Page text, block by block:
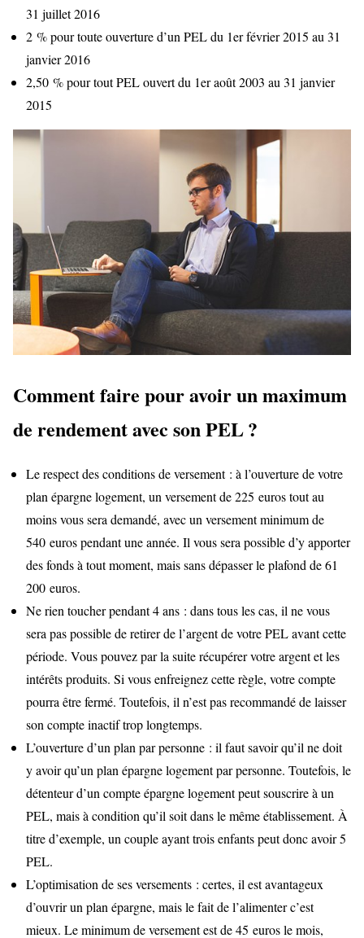
31 juillet 2016
2 % pour toute ouverture d’un PEL du 1er février 2015 au 31
janvier 2016
2,50 % pour tout PEL ouvert du 1er août 2003 au 31 janvier
2015
Comment faire pour avoir un maximum
de rendement avec son PEL ?
Le respect des conditions de versement : à l’ouverture de votre
plan épargne logement, un versement de 225 euros tout au
moins vous sera demandé, avec un versement minimum de
540 euros pendant une année. Il vous sera possible d’y apporter
des fonds à tout moment, mais sans dépasser le plafond de 61
200 euros.
Ne rien toucher pendant 4 ans : dans tous les cas, il ne vous
sera pas possible de retirer de l’argent de votre PEL avant cette
période. Vous pouvez par la suite récupérer votre argent et les
intérêts produits. Si vous enfreignez cette règle, votre compte
pourra être fermé. Toutefois, il n’est pas recommandé de laisser
son compte inactif trop longtemps.
L’ouverture d’un plan par personne : il faut savoir qu’il ne doit
y avoir qu’un plan épargne logement par personne. Toutefois, le
détenteur d’un compte épargne logement peut souscrire à un
PEL, mais à condition qu’il soit dans le même établissement. À
titre d’exemple, un couple ayant trois enfants peut donc avoir 5
PEL.
L’optimisation de ses versements : certes, il est avantageux
d’ouvrir un plan épargne, mais le fait de l’alimenter c’est
mieux. Le minimum de versement est de 45 euros le mois,